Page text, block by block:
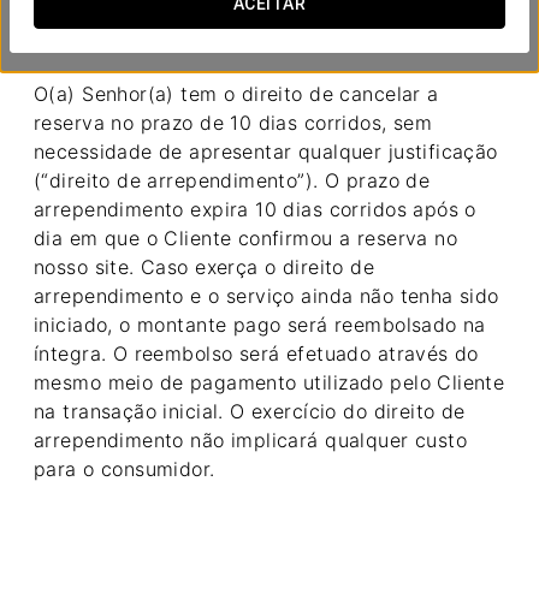
O(a) Senhor(a) tem o direito de cancelar a
reserva no prazo de 10 dias corridos, sem
necessidade de apresentar qualquer justificação
(“direito de arrependimento”). O prazo de
arrependimento expira 10 dias corridos após o
dia em que o Cliente confirmou a reserva no
nosso site. Caso exerça o direito de
arrependimento e o serviço ainda não tenha sido
iniciado, o montante pago será reembolsado na
íntegra. O reembolso será efetuado através do
mesmo meio de pagamento utilizado pelo Cliente
na transação inicial. O exercício do direito de
arrependimento não implicará qualquer custo
para o consumidor.